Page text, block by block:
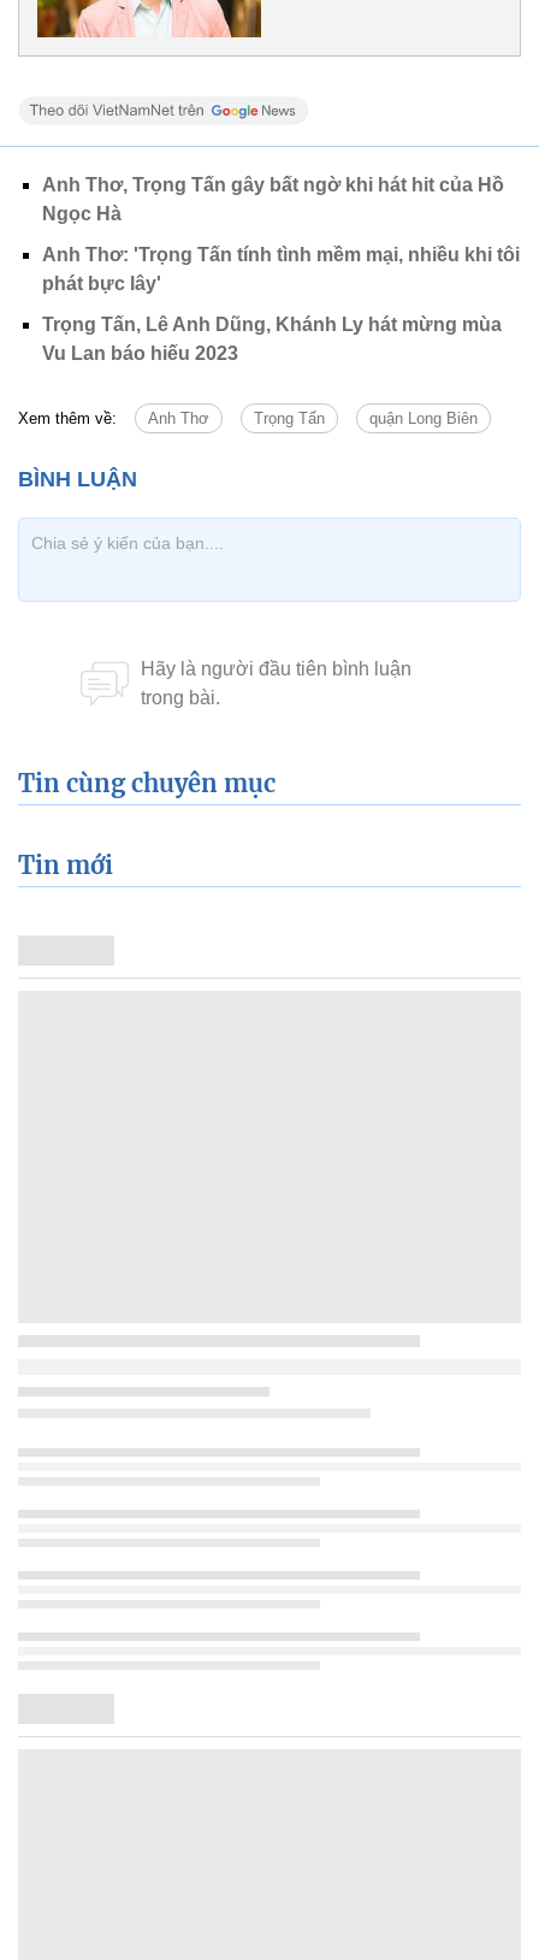
Anh Thơ, Trọng Tấn gây bất ngờ khi hát hit của Hồ
Ngọc Hà
Anh Thơ: 'Trọng Tấn tính tình mềm mại, nhiều khi tôi
phát bực lây'
Trọng Tấn, Lê Anh Dũng, Khánh Ly hát mừng mùa
Vu Lan báo hiếu 2023
Xem thêm về: Anh Thơ Trọng Tấn quận Long Biên
Tin cùng chuyên mục
Tin mới